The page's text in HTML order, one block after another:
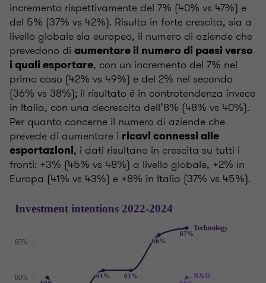
incremento rispettivamente del 7% (40% vs 47%) e
del 5% (37% vs 42%). Risulta in forte crescita, sia a
livello globale sia europeo, il numero di aziende che
prevedono di aumentare il numero di paesi verso
i quali esportare, con un incremento del 7% nel
primo caso (42% vs 49%) e del 2% nel secondo
(36% vs 38%); il risultato è in controtendenza invece
in Italia, con una decrescita dell’8% (48% vs 40%).
Per quanto concerne il numero di aziende che
prevede di aumentare i ricavi connessi alle
esportazioni, i dati risultano in crescita su tutti i
fronti: +3% (45% vs 48%) a livello globale, +2% in
Europa (41% vs 43%) e +8% in Italia (37% vs 45%).